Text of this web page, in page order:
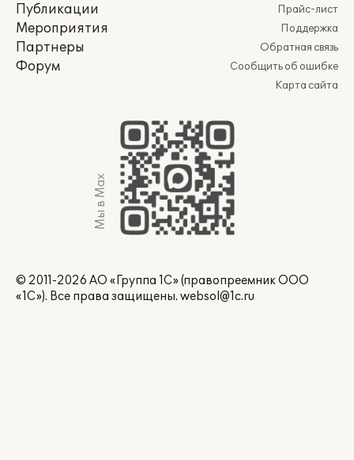
Публикации
Мероприятия
Партнеры
Форум
Прайс-лист
Поддержка
Обратная связь
Сообщить об ошибке
Карта сайта
Мы в Max
© 2011-2026 АО «Группа 1С» (правопреемник ООО
«1С»). Все права защищены. websol@1c.ru